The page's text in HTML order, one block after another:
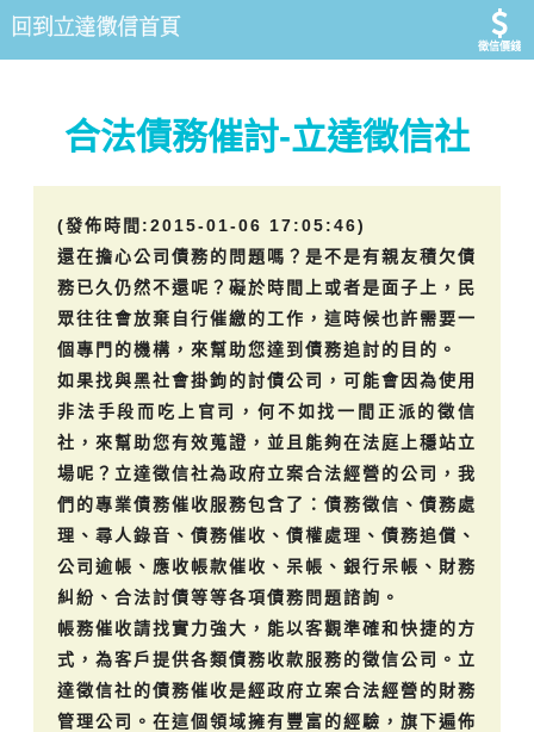
徵信價錢
合法債務催討-立達徵信社
(發佈時間:2015-01-06 17:05:46)
還在擔心公司債務的問題嗎？是不是有親友積欠債
務已久仍然不還呢？礙於時間上或者是面子上，民
眾往往會放棄自行催繳的工作，這時候也許需要一
個專門的機構，來幫助您達到債務追討的目的。
如果找與黑社會掛鉤的討債公司，可能會因為使用
非法手段而吃上官司，何不如找一間正派的徵信
社，來幫助您有效蒐證，並且能夠在法庭上穩站立
場呢？立達徵信社為政府立案合法經營的公司，我
們的專業債務催收服務包含了：債務徵信、債務處
理、尋人錄音、債務催收、債權處理、債務追償、
公司逾帳、應收帳款催收、呆帳、銀行呆帳、財務
糾紛、合法討債等等各項債務問題諮詢。
帳務催收請找實力強大，能以客觀準確和快捷的方
式，為客戶提供各類債務收款服務的徵信公司。立
達徵信社的債務催收是經政府立案合法經營的財務
管理公司。在這個領域擁有豐富的經驗，旗下遍佈